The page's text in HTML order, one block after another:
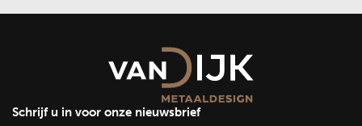
Schrijf u in voor onze nieuwsbrief